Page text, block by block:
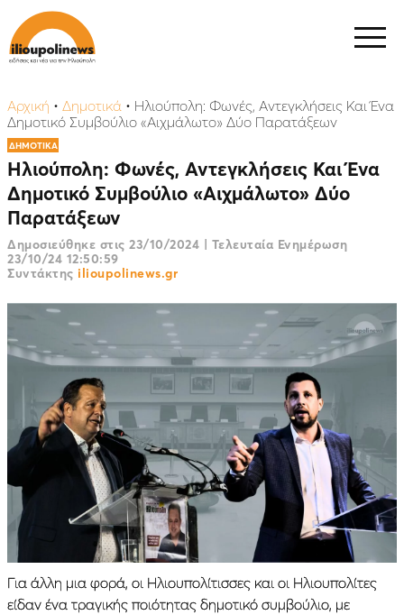
Αρχική • Δημοτικά • Ηλιούπολη: Φωνές, Αντεγκλήσεις Και Ένα
Δημοτικό Συμβούλιο «Αιχμάλωτο» Δύο Παρατάξεων
ΔΗΜΟΤΙΚΑ
Ηλιούπολη: Φωνές, Αντεγκλήσεις Και Ένα
Δημοτικό Συμβούλιο «Αιχμάλωτο» Δύο
Παρατάξεων
Δημοσιεύθηκε στις 23/10/2024 | Τελευταία Ενημέρωση
23/10/24 12:50:59
Συντάκτης ilioupolinews.gr
Για άλλη μια φορά, οι Ηλιουπολίτισσες και οι Ηλιουπολίτες
είδαν ένα τραγικής ποιότητας δημοτικό συμβούλιο, με